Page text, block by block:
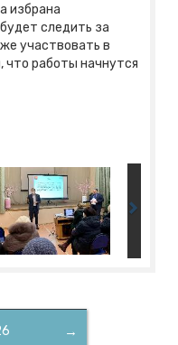
избрана
следить за
участвовать в
что работы начнутся
→